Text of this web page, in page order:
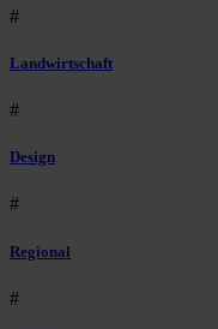
#
Landwirtschaft
#
Design
#
Regional
#